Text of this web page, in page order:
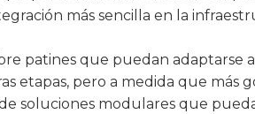
más sencilla en la
patines que puedan adaptarse
etapas, pero a medida que más
soluciones modulares que